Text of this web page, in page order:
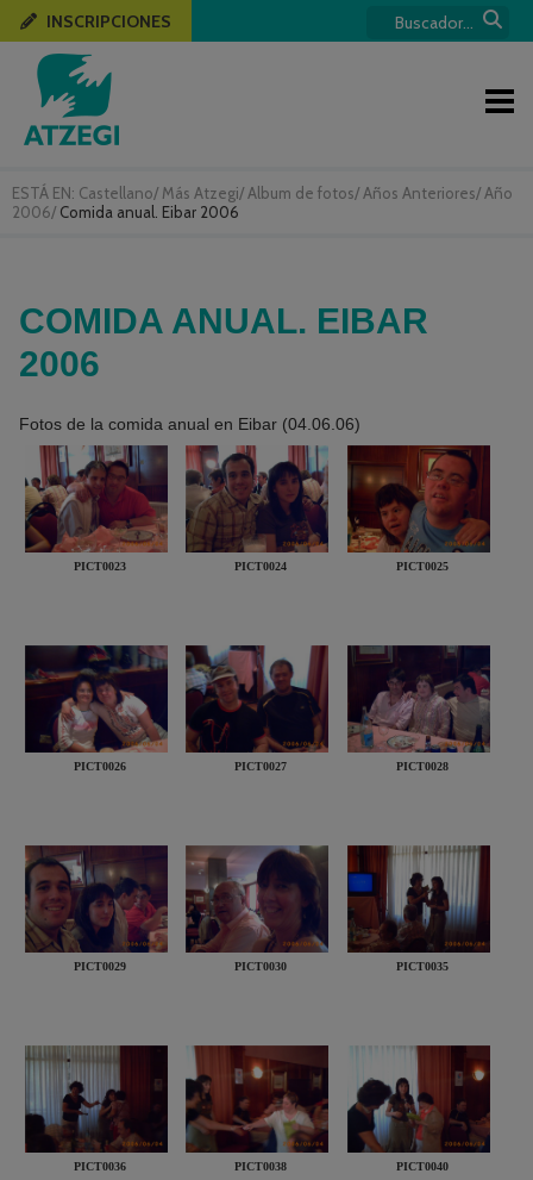
ESTÁ EN: Castellano/ Más Atzegi/ Album de fotos/ Años Anteriores/ Año
2006/ Comida anual. Eibar 2006
INSCRIPCIONES
COMIDA ANUAL. EIBAR
2006
Fotos de la comida anual en Eibar (04.06.06)
PICT0023 PICT0024 PICT0025
PICT0026 PICT0027 PICT0028
PICT0029 PICT0030 PICT0035
PICT0036 PICT0038 PICT0040